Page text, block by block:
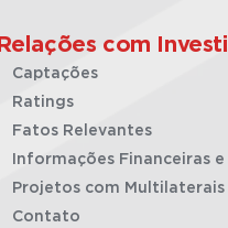
Relações com
Captações
Ratings
Fatos Relevantes
Informações Financeiras
Projetos com Multilaterais
Contato